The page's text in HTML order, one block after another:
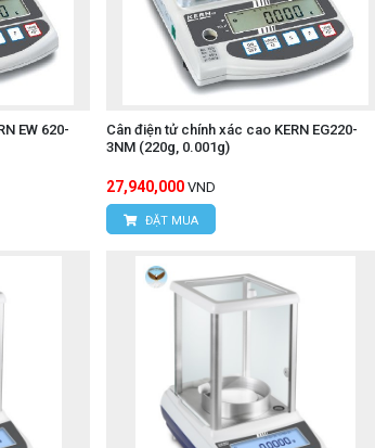
EW 620-
Cân điện tử chính xác cao KERN EG220-
3NM (220g, 0.001g)
27,940,000 VND
ĐẶT MUA